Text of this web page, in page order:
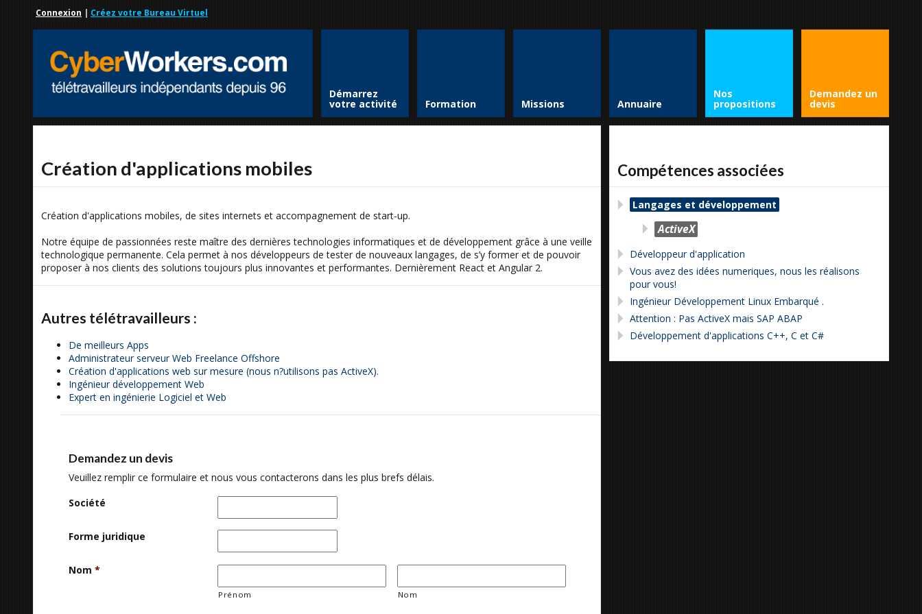
Connexion | Créez votre Bureau Virtuel
Démarrez
votre activité Formation Missions Annuaire
Nos
propositions
Demandez un
devis
Création d'applications mobiles
Création d'applications mobiles, de sites internets et accompagnement de start-up.
Notre équipe de passionnées reste maître des dernières technologies informatiques et de développement grâce à une veille
technologique permanente. Cela permet à nos développeurs de tester de nouveaux langages, de s’y former et de pouvoir
proposer à nos clients des solutions toujours plus innovantes et performantes. Dernièrement React et Angular 2.
Autres télétravailleurs :
De meilleurs Apps
Administrateur serveur Web Freelance Offshore
Création d'applications web sur mesure (nous n?utilisons pas ActiveX).
Ingénieur développement Web
Expert en ingénierie Logiciel et Web
Demandez un devis
Veuillez remplir ce formulaire et nous vous contacterons dans les plus brefs délais.
Société
Forme juridique
Nom *
Prénom Nom
Compétences associées
Langages et développement
ActiveX
Développeur d'application
Vous avez des idées numeriques, nous les réalisons
pour vous!
Ingénieur Développement Linux Embarqué .
Attention : Pas ActiveX mais SAP ABAP
Développement d'applications C++, C et C#